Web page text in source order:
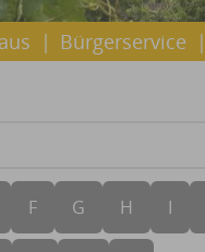
| Bürgerservice |
F G H I